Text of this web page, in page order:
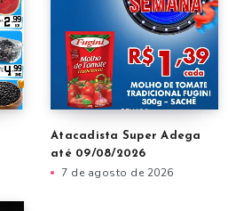
Atacadista Super Adega
até 09/08/2026
7 de agosto de 2026